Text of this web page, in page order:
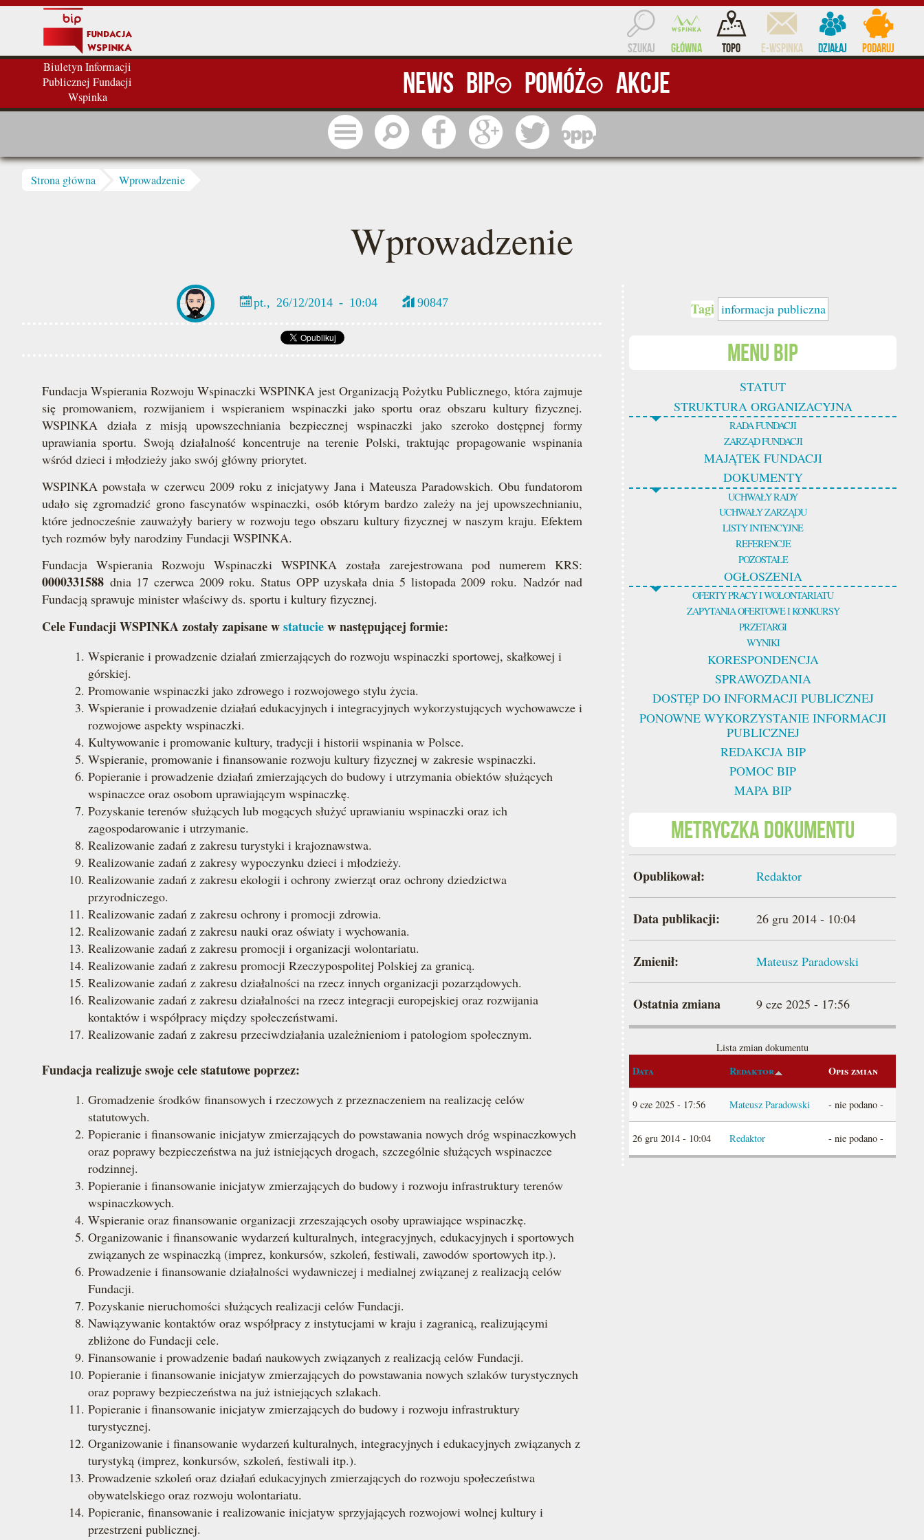
Przejdź do treści
Szukaj Główna Topo e-WSPINKA Działaj Podaruj
Biuletyn Informacji
Publicznej Fundacji
Wspinka
News BIP Pomóż Akcje
Menu Szukaj Facebook Google Twitter
Jesteś tutaj
Strona główna Wprowadzenie
Wprowadzenie
pt., 26/12/2014 - 10:04 90847
Fundacja Wspierania Rozwoju Wspinaczki WSPINKA jest Organizacją Pożytku Publicznego, która zajmuje
się promowaniem, rozwijaniem i wspieraniem wspinaczki jako sportu oraz obszaru kultury fizycznej.
WSPINKA działa z misją upowszechniania bezpiecznej wspinaczki jako szeroko dostępnej formy
uprawiania sportu. Swoją działalność koncentruje na terenie Polski, traktując propagowanie wspinania
wśród dzieci i młodzieży jako swój główny priorytet.
WSPINKA powstała w czerwcu 2009 roku z inicjatywy Jana i Mateusza Paradowskich. Obu fundatorom
udało się zgromadzić grono fascynatów wspinaczki, osób którym bardzo zależy na jej upowszechnianiu,
które jednocześnie zauważyły bariery w rozwoju tego obszaru kultury fizycznej w naszym kraju. Efektem
tych rozmów były narodziny Fundacji WSPINKA.
Fundacja Wspierania Rozwoju Wspinaczki WSPINKA została zarejestrowana pod numerem KRS:
0000331588dnia 17 czerwca 2009 roku. Status OPP uzyskała dnia 5 listopada 2009 roku. Nadzór nad
Fundacją sprawuje minister właściwy ds. sportu i kultury fizycznej.
Cele Fundacji WSPINKA zostały zapisane wstatuciew następującej formie:
Wspieranie i prowadzenie działań zmierzających do rozwoju wspinaczki sportowej, skałkowej i
górskiej.
Promowanie wspinaczki jako zdrowego i rozwojowego stylu życia.
Wspieranie i prowadzenie działań edukacyjnych i integracyjnych wykorzystujących wychowawcze i
rozwojowe aspekty wspinaczki.
Kultywowanie i promowanie kultury, tradycji i historii wspinania w Polsce.
Wspieranie, promowanie i finansowanie rozwoju kultury fizycznej w zakresie wspinaczki.
Popieranie i prowadzenie działań zmierzających do budowy i utrzymania obiektów służących
wspinaczce oraz osobom uprawiającym wspinaczkę.
Pozyskanie terenów służących lub mogących służyć uprawianiu wspinaczki oraz ich
zagospodarowanie i utrzymanie.
Realizowanie zadań z zakresu turystyki i krajoznawstwa.
Realizowanie zadań z zakresy wypoczynku dzieci i młodzieży.
Realizowanie zadań z zakresu ekologii i ochrony zwierząt oraz ochrony dziedzictwa
przyrodniczego.
Realizowanie zadań z zakresu ochrony i promocji zdrowia.
Realizowanie zadań z zakresu nauki oraz oświaty i wychowania.
Realizowanie zadań z zakresu promocji i organizacji wolontariatu.
Realizowanie zadań z zakresu promocji Rzeczypospolitej Polskiej za granicą.
Realizowanie zadań z zakresu działalności na rzecz innych organizacji pozarządowych.
Realizowanie zadań z zakresu działalności na rzecz integracji europejskiej oraz rozwijania
kontaktów i współpracy między społeczeństwami.
Realizowanie zadań z zakresu przeciwdziałania uzależnieniom i patologiom społecznym.
Fundacja realizuje swoje cele statutowe poprzez:
Gromadzenie środków finansowych i rzeczowych z przeznaczeniem na realizację celów
statutowych.
Popieranie i finansowanie inicjatyw zmierzających do powstawania nowych dróg wspinaczkowych
oraz poprawy bezpieczeństwa na już istniejących drogach, szczególnie służących wspinaczce
rodzinnej.
Popieranie i finansowanie inicjatyw zmierzających do budowy i rozwoju infrastruktury terenów
wspinaczkowych.
Wspieranie oraz finansowanie organizacji zrzeszających osoby uprawiające wspinaczkę.
Organizowanie i finansowanie wydarzeń kulturalnych, integracyjnych, edukacyjnych i sportowych
związanych ze wspinaczką (imprez, konkursów, szkoleń, festiwali, zawodów sportowych itp.).
Prowadzenie i finansowanie działalności wydawniczej i medialnej związanej z realizacją celów
Fundacji.
Pozyskanie nieruchomości służących realizacji celów Fundacji.
Nawiązywanie kontaktów oraz współpracy z instytucjami w kraju i zagranicą, realizującymi
zbliżone do Fundacji cele.
Finansowanie i prowadzenie badań naukowych związanych z realizacją celów Fundacji.
Popieranie i finansowanie inicjatyw zmierzających do powstawania nowych szlaków turystycznych
oraz poprawy bezpieczeństwa na już istniejących szlakach.
Popieranie i finansowanie inicjatyw zmierzających do budowy i rozwoju infrastruktury
turystycznej.
Organizowanie i finansowanie wydarzeń kulturalnych, integracyjnych i edukacyjnych związanych z
turystyką (imprez, konkursów, szkoleń, festiwali itp.).
Prowadzenie szkoleń oraz działań edukacyjnych zmierzających do rozwoju społeczeństwa
obywatelskiego oraz rozwoju wolontariatu.
Popieranie, finansowanie i realizowanie inicjatyw sprzyjających rozwojowi wolnej kultury i
przestrzeni publicznej.
Tagi informacja publiczna
Menu BIP
STATUT
STRUKTURA ORGANIZACYJNA
RADA FUNDACJI
ZARZĄD FUNDACJI
MAJĄTEK FUNDACJI
DOKUMENTY
UCHWAŁY RADY
UCHWAŁY ZARZĄDU
LISTY INTENCYJNE
REFERENCJE
POZOSTAŁE
OGŁOSZENIA
OFERTY PRACY I WOLONTARIATU
ZAPYTANIA OFERTOWE I KONKURSY
PRZETARGI
WYNIKI
KORESPONDENCJA
SPRAWOZDANIA
DOSTĘP DO INFORMACJI PUBLICZNEJ
PONOWNE WYKORZYSTANIE INFORMACJI
PUBLICZNEJ
REDAKCJA BIP
POMOC BIP
MAPA BIP
Metryczka dokumentu
Opublikował: Redaktor
Data publikacji: 26 gru 2014 - 10:04
Zmienił: Mateusz Paradowski
Ostatnia zmiana 9 cze 2025 - 17:56
Lista zmian dokumentu
Data Redaktor Opis zmian
9 cze 2025 - 17:56 Mateusz Paradowski - nie podano -
26 gru 2014 - 10:04 Redaktor - nie podano -